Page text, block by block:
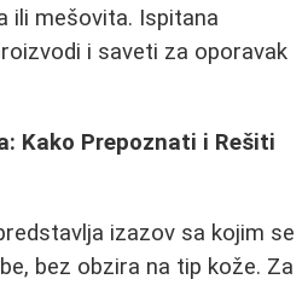
ili mešovita. Ispitana
i saveti za oporavak
Kako Prepoznati i Rešiti
izazov sa kojim se
bez obzira na tip kože. Za